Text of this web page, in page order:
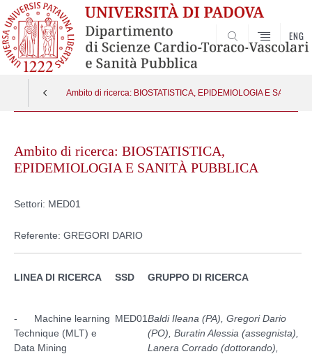
SEARCH
ENG
Ambito di ricerca: BIOSTATISTICA, EPIDEMIOLOGIA E SANITÀ
contentAmbito di ricerca: BIOSTATISTICA,
EPIDEMIOLOGIA E SANITÀ PUBBLICA
Settori: MED01
Referente: GREGORI DARIO
LINEA DI RICERCA SSD GRUPPO DI RICERCA
- Machine learning
Technique (MLT) e
Data Mining
MED01Baldi Ileana (PA), Gregori Dario
(PO), Buratin Alessia (assegnista),
Lanera Corrado (dottorando),